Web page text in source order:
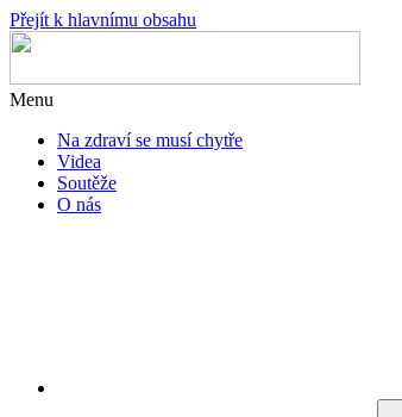
Přejít k hlavnímu obsahu
Menu
Na zdraví se musí chytře
Videa
Soutěže
O nás